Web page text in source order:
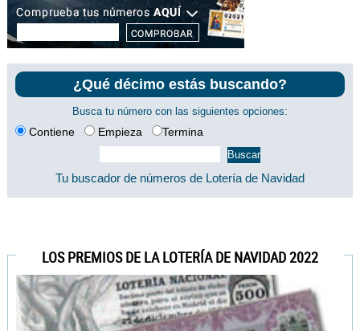
¿Qué décimo estás buscando?
Busca tu número con las siguientes opciones:
Contiene Empieza Termina
Tu buscador de números de Lotería de Navidad
LOS PREMIOS DE LA LOTERÍA DE NAVIDAD 2022